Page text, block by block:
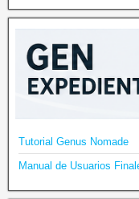
Tutorial Genus Nomade
Manual de Usuarios